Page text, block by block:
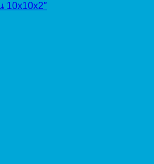
10x10x2″